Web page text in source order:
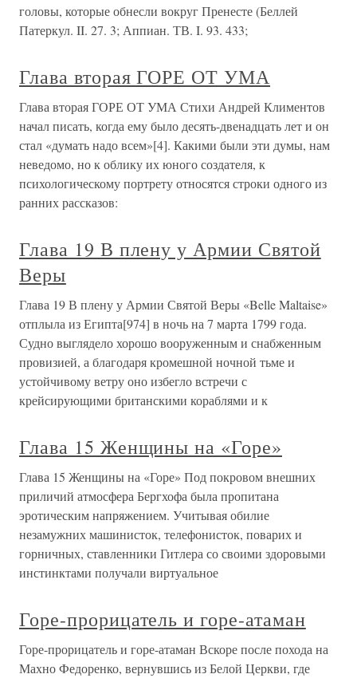
головы, которые обнесли вокруг Пренесте (Беллей
Патеркул. II. 27. 3; Аппиан. ТВ. I. 93. 433;
Глава вторая ГОРЕ ОТ УМА
Глава вторая ГОРЕ ОТ УМА Стихи Андрей Климентов
начал писать, когда ему было десять-двенадцать лет и он
стал «думать надо всем»[4]. Какими были эти думы, нам
неведомо, но к облику их юного создателя, к
психологическому портрету относятся строки одного из
ранних рассказов:
Глава 19 В плену у Армии Святой
Веры
Глава 19 В плену у Армии Святой Веры «Belle Maltaise»
отплыла из Египта[974] в ночь на 7 марта 1799 года.
Судно выглядело хорошо вооруженным и снабженным
провизией, а благодаря кромешной ночной тьме и
устойчивому ветру оно избегло встречи с
крейсирующими британскими кораблями и к
Глава 15 Женщины на «Горе»
Глава 15 Женщины на «Горе» Под покровом внешних
приличий атмосфера Бергхофа была пропитана
эротическим напряжением. Учитывая обилие
незамужних машинисток, телефонисток, поварих и
горничных, ставленники Гитлера со своими здоровыми
инстинктами получали виртуальное
Горе-прорицатель и горе-атаман
Горе-прорицатель и горе-атаман Вскоре после похода на
Махно Федоренко, вернувшись из Белой Церкви, где